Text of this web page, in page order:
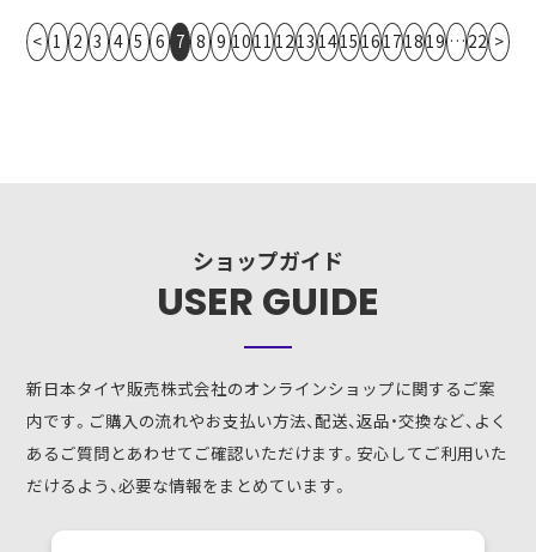
< 1 2 3 4 5 6 7 8 9 10111213141516171819…22 >
ショップガイド
USER GUIDE
新日本タイヤ販売株式会社のオンラインショップに関するご案
内です。ご購入の流れやお支払い方法、配送、返品・交換など、よく
あるご質問とあわせてご確認いただけます。安心してご利用いた
だけるよう、必要な情報をまとめています。